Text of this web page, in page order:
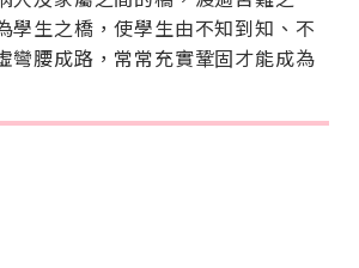
學生之橋，使學生由不知到知、不
彎腰成路，常常充實鞏固才能成為